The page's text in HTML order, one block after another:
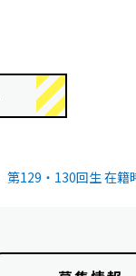
第129・130回生 在籍